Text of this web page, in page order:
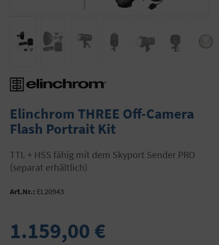
Elinchrom THREE Off-Camera
Flash Portrait Kit
TTL + HSS fähig mit dem Skyport Sender PRO
(separat erhältlich)
Art.Nr.: EL20943
1.159,00 €